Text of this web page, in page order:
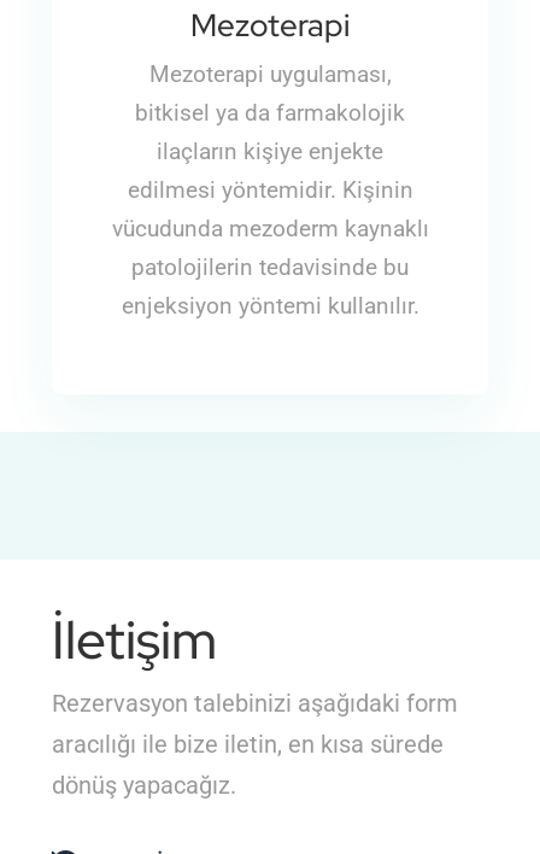
Mezoterapi
Mezoterapi uygulaması,
bitkisel ya da farmakolojik
ilaçların kişiye enjekte
edilmesi yöntemidir. Kişinin
vücudunda mezoderm kaynaklı
patolojilerin tedavisinde bu
enjeksiyon yöntemi kullanılır.
İletişim
Rezervasyon talebinizi aşağıdaki form
aracılığı ile bize iletin, en kısa sürede
dönüş yapacağız.